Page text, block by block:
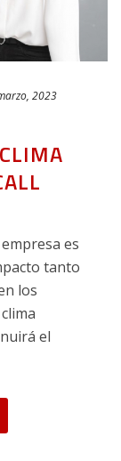
2023
es
tanto
los
el